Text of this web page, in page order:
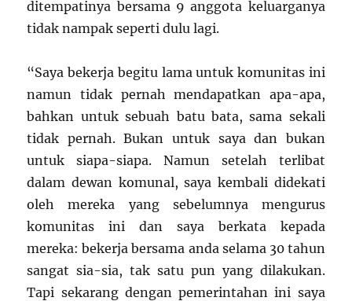
ditempatinya bersama 9 anggota keluarganya
tidak nampak seperti dulu lagi.
“Saya bekerja begitu lama untuk komunitas ini
namun tidak pernah mendapatkan apa-apa,
bahkan untuk sebuah batu bata, sama sekali
tidak pernah. Bukan untuk saya dan bukan
untuk siapa-siapa. Namun setelah terlibat
dalam dewan komunal, saya kembali didekati
oleh mereka yang sebelumnya mengurus
komunitas ini dan saya berkata kepada
mereka: bekerja bersama anda selama 30 tahun
sangat sia-sia, tak satu pun yang dilakukan.
Tapi sekarang dengan pemerintahan ini saya